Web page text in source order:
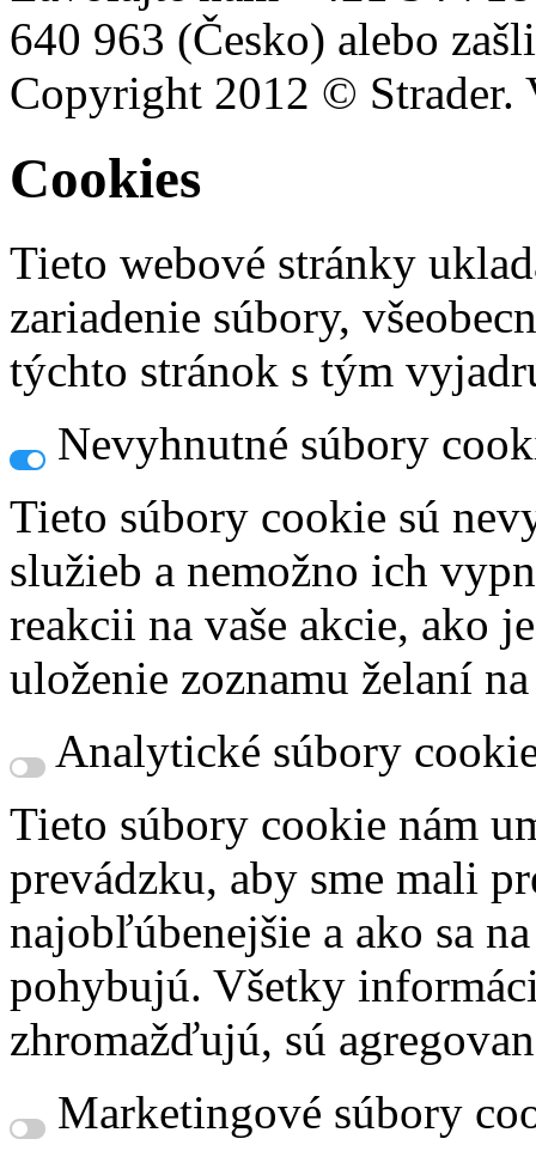
640 963 (Česko) alebo
Copyright 2012 © Strader.
Cookies
Tieto webové stránky
zariadenie súbory,
týchto stránok s tým
Nevyhnutné súbory
Tieto súbory cookie sú
služieb a nemožno ich
reakcii na vaše akcie, ako
uloženie zoznamu želaní
Analytické súbory
Tieto súbory cookie nám
prevádzku, aby sme mali
najobľúbenejšie a ako sa
pohybujú. Všetky
zhromažďujú, sú
Marketingové súbory